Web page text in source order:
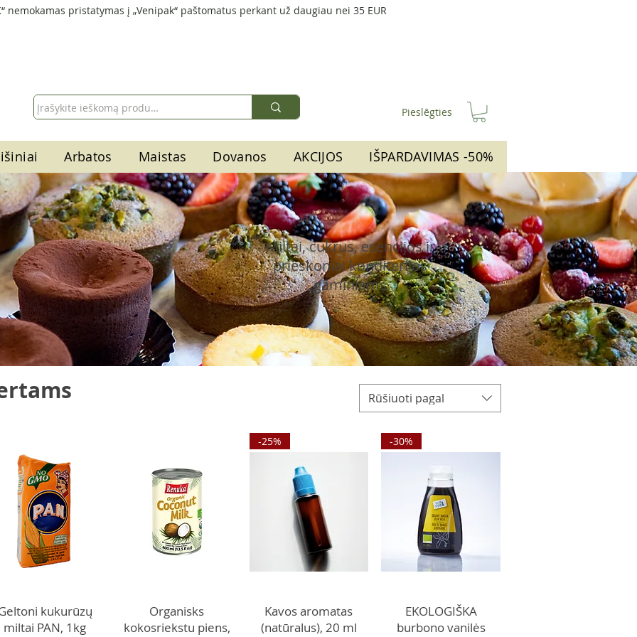
nemokamas pristatymas į „Venipak“ paštomatus perkant už daugiau nei 35 EUR
Pieslēgties
Arbatos Maistas Dovanos AKCIJOS IŠPARDAVIMAS -50%
Miltai, cukrus, esencijos ir
prieskoniai konditerijos
gaminiams
Rūšiuoti pagal
kukurūzų
miltai PAN, 1kg
Organisks
kokosriekstu piens,
-25%
Kavos aromatas
(natūralus), 20 ml
-30%
EKOLOGIŠKA
burbono vanilės